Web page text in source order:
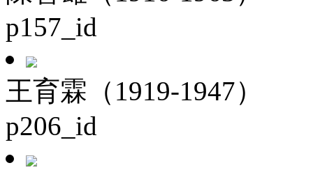
p157_id
王育霖（1919-1947）
p206_id